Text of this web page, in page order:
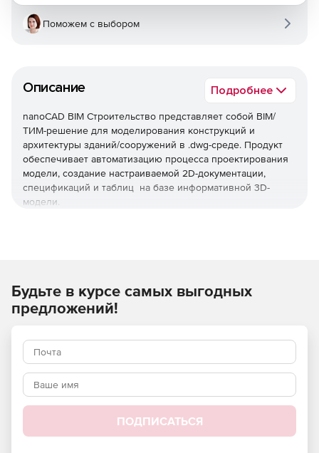
Описание Подробнее
nanoCAD BIM Строительство представляет собой BIM/
ТИМ-решение для моделирования конструкций и
архитектуры зданий/сооружений в .dwg-среде. Продукт
обеспечивает автоматизацию процесса проектирования
модели, создание настраиваемой 2D-документации,
спецификаций и таблиц на базе информативной 3D-
модели.
Основные преимущества
Моделирование вместо черчения
Удобные базовые опции, такие как стена, перекрытие,
кровля, балка и колонна, металлическая пластина,
стержень армирования и многие другие обеспечивает
создание максимально детальной 3D-модели конструкции
и архитектуры здания.
Универсальность
Поможем с выбором
Будьте в курсе самых выгодных
предложений!
ПОДПИСАТЬСЯ